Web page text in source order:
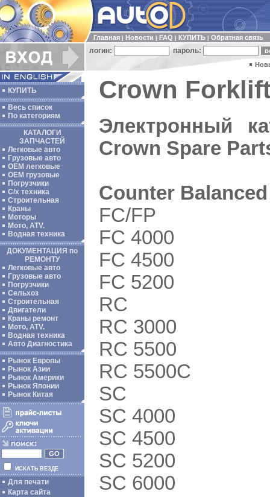
Главная Новости FAQ КУПИТЬ Обратная связь
логин: пароль:
КУПИТЬ
Весь список
По категориям
КАТАЛОГИ
ЗАПЧАСТЕЙ
Легковые авто
Грузовые авто
ОЕМ легковые
OEM грузовые
Погрузчики
С/х техника
Строительная
Краны
Моторы
Мото, ATV.
Водная техника
ДОКУМЕНТАЦИЯ по
РЕМОНТУ
Легковые авто
Грузовые авто
Погрузчики
Сельхоз
Строительная
Двигатели
Краны ремонт
Мото, ATV.
Водная техника
Авто Диагностика
Рынок Европы
Рынок Азии
Рынок Америки
Рынок Японии
Рынок Китая
ИСКАТЬ ВЕЗДЕ
Для печати
Карта сайта
Crown
Электронный
Crown Spare
Counter Balanced
FC/FP
FC 4000
FC 4500
FC 5200
RC
RC 3000
RC 5500
RC 5500C
SC
SC 4000
SC 4500
SC 5200
SC 6000